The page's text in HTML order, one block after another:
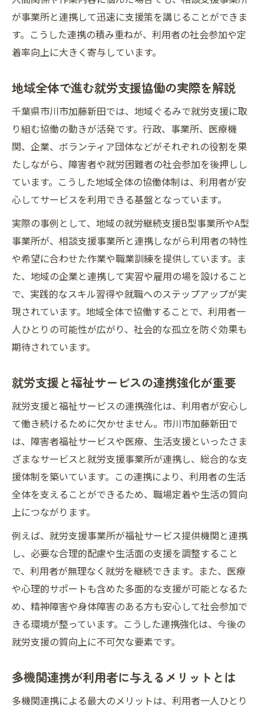
が事業所と連携して迅速に支援策を講じることができま
す。こうした連携の積み重ねが、利用者の社会参加や定
着率向上に大きく寄与しています。
地域全体で進む就労支援協働の実際を解説
千葉県市川市加藤新田では、地域ぐるみで就労支援に取
り組む協働の動きが活発です。行政、事業所、医療機
関、企業、ボランティア団体などがそれぞれの役割を果
たしながら、障害者や就労困難者の社会参加を後押しし
ています。こうした地域全体の協働体制は、利用者が安
心してサービスを利用できる基盤となっています。
実際の事例として、地域の就労継続支援B型事業所やA型
事業所が、相談支援事業所と連携しながら利用者の特性
や希望に合わせた作業や職業訓練を提供しています。ま
た、地域の企業と連携して実習や雇用の場を設けること
で、実践的なスキル習得や就職へのステップアップが実
現されています。地域全体で協働することで、利用者一
人ひとりの可能性が広がり、社会的な孤立を防ぐ効果も
期待されています。
就労支援と福祉サービスの連携強化が重要
就労支援と福祉サービスの連携強化は、利用者が安心し
て働き続けるために欠かせません。市川市加藤新田で
は、障害者福祉サービスや医療、生活支援といったさま
ざまなサービスと就労支援事業所が連携し、総合的な支
援体制を築いています。この連携により、利用者の生活
全体を支えることができるため、職場定着や生活の質向
上につながります。
例えば、就労支援事業所が福祉サービス提供機関と連携
し、必要な合理的配慮や生活面の支援を調整すること
で、利用者が無理なく就労を継続できます。また、医療
や心理的サポートも含めた多面的な支援が可能となるた
め、精神障害や身体障害のある方も安心して社会参加で
きる環境が整っています。こうした連携強化は、今後の
就労支援の質向上に不可欠な要素です。
多機関連携が利用者に与えるメリットとは
多機関連携による最大のメリットは、利用者一人ひとり